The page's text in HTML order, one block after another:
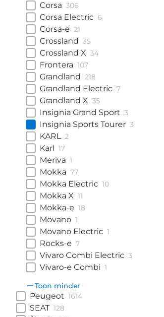
Corsa 306
Corsa Electric 6
Corsa-e 21
Crossland 35
Crossland X 34
Frontera 107
Grandland 218
Grandland Electric 7
Grandland X 35
Insignia Grand Sport 3
Insignia Sports Tourer 3
KARL 2
Karl 17
Meriva 1
Mokka 77
Mokka Electric 10
Mokka X 11
Mokka-e 18
Movano 1
Movano Electric 1
Rocks-e 7
Vivaro Combi Electric 3
Vivaro-e Combi 1
Toon minder
Peugeot 1614
SEAT 128